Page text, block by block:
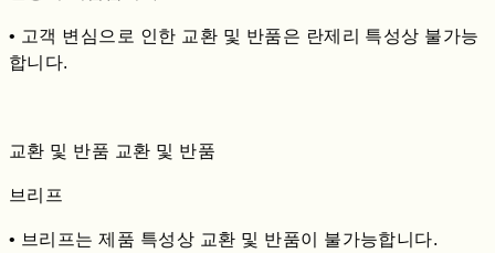
• 고객 변심으로 인한 교환 및 반품은 란제리 특성상 불가능
합니다.
교환 및 반품 교환 및 반품
브리프
• 브리프는 제품 특성상 교환 및 반품이 불가능합니다.